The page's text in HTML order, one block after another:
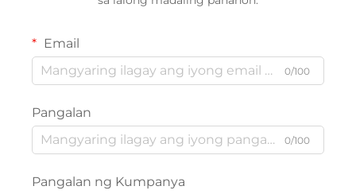
Email
0/100
Pangalan
0/100
Pangalan ng Kumpanya